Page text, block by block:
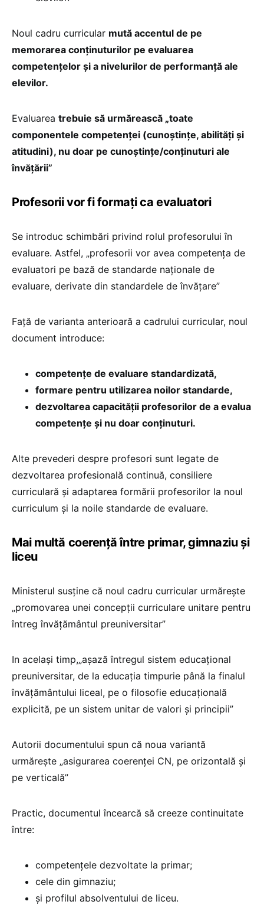
Noul cadru curricular mută accentul de pe
memorarea conținuturilor pe evaluarea
competențelor și a nivelurilor de performanță ale
elevilor.
Evaluarea trebuie să urmărească „toate
componentele competenței (cunoștințe, abilități și
atitudini), nu doar pe cunoștințe/conținuturi ale
învățării”
Profesorii vor fi formați ca evaluatori
Se introduc schimbări privind rolul profesorului în
evaluare. Astfel, „profesorii vor avea competența de
evaluatori pe bază de standarde naționale de
evaluare, derivate din standardele de învățare”
Față de varianta anterioară a cadrului curricular, noul
document introduce:
competențe de evaluare standardizată,
formare pentru utilizarea noilor standarde,
dezvoltarea capacității profesorilor de a evalua
competențe și nu doar conținuturi.
Alte prevederi despre profesori sunt legate de
dezvoltarea profesională continuă, consiliere
curriculară și adaptarea formării profesorilor la noul
curriculum și la noile standarde de evaluare.
Mai multă coerență între primar, gimnaziu și
liceu
Ministerul susține că noul cadru curricular urmărește
„promovarea unei concepții curriculare unitare pentru
întreg învățământul preuniversitar”
In același timp,„așază întregul sistem educațional
preuniversitar, de la educația timpurie până la finalul
învățământului liceal, pe o filosofie educațională
explicită, pe un sistem unitar de valori și principii”
Autorii documentului spun că noua variantă
urmărește „asigurarea coerenței CN, pe orizontală și
pe verticală”
Practic, documentul încearcă să creeze continuitate
între:
competențele dezvoltate la primar;
cele din gimnaziu;
și profilul absolventului de liceu.